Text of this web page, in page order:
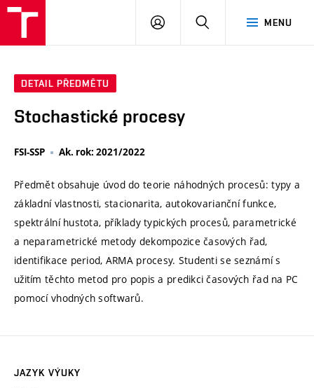
MENU
PŘIHLÁSIT
DETAIL PŘEDMĚTU
Stochastické procesy
FSI-SSP Ak. rok: 2021/2022
Předmět obsahuje úvod do teorie náhodných procesů: typy a
základní vlastnosti, stacionarita, autokovarianční funkce,
spektrální hustota, příklady typických procesů, parametrické
a neparametrické metody dekompozice časových řad,
identifikace period, ARMA procesy. Studenti se seznámí s
užitím těchto metod pro popis a predikci časových řad na PC
pomocí vhodných softwarů.
JAZYK VÝUKY